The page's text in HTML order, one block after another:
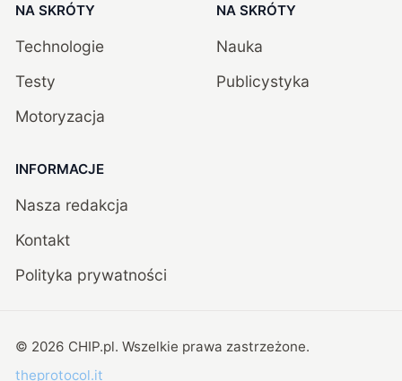
NA SKRÓTY
Technologie
Testy
Motoryzacja
NA SKRÓTY
Nauka
Publicystyka
INFORMACJE
Nasza redakcja
Kontakt
Polityka prywatności
© 2026 CHIP.pl. Wszelkie prawa zastrzeżone.
theprotocol.it